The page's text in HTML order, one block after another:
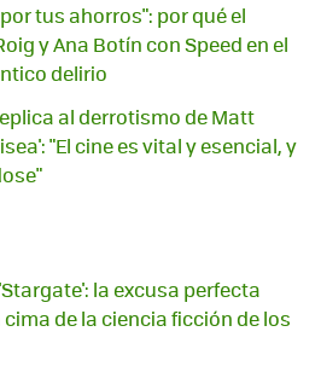
tus ahorros": por qué el
y Ana Botín con Speed en el
delirio
al derrotismo de Matt
"El cine es vital y esencial, y
la excusa perfecta
de la ciencia ficción de los